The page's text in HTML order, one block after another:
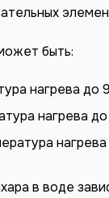
быть:
нагрева до
нагрева до
в воде